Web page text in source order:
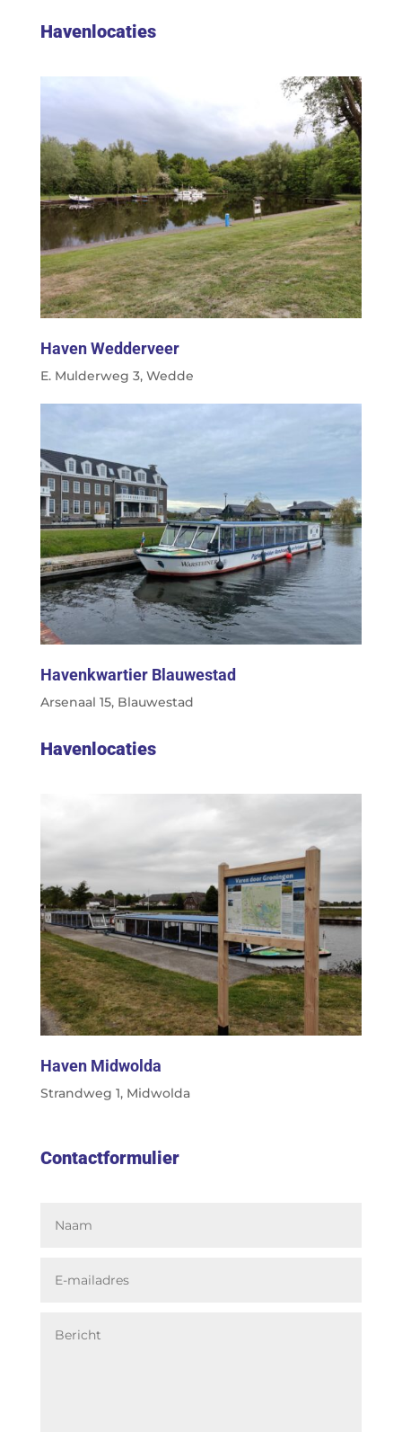
Havenlocaties
Haven Wedderveer
E. Mulderweg 3, Wedde
Havenkwartier Blauwestad
Arsenaal 15, Blauwestad
Havenlocaties
Haven Midwolda
Strandweg 1, Midwolda
Contactformulier